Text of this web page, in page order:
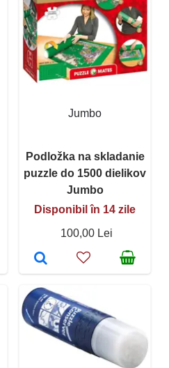
Jumbo
Podložka na skladanie
puzzle do 1500 dielikov
Jumbo
Disponibil în 14 zile
100,00 Lei